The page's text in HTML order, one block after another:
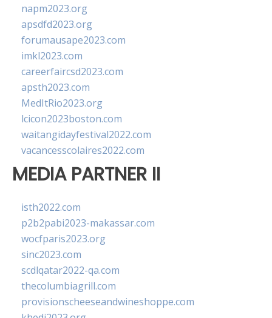
napm2023.org
apsdfd2023.org
forumausape2023.com
imkl2023.com
careerfaircsd2023.com
apsth2023.com
MedItRio2023.org
lcicon2023boston.com
waitangidayfestival2022.com
vacancesscolaires2022.com
MEDIA PARTNER II
isth2022.com
p2b2pabi2023-makassar.com
wocfparis2023.org
sinc2023.com
scdlqatar2022-qa.com
thecolumbiagrill.com
provisionscheeseandwineshoppe.com